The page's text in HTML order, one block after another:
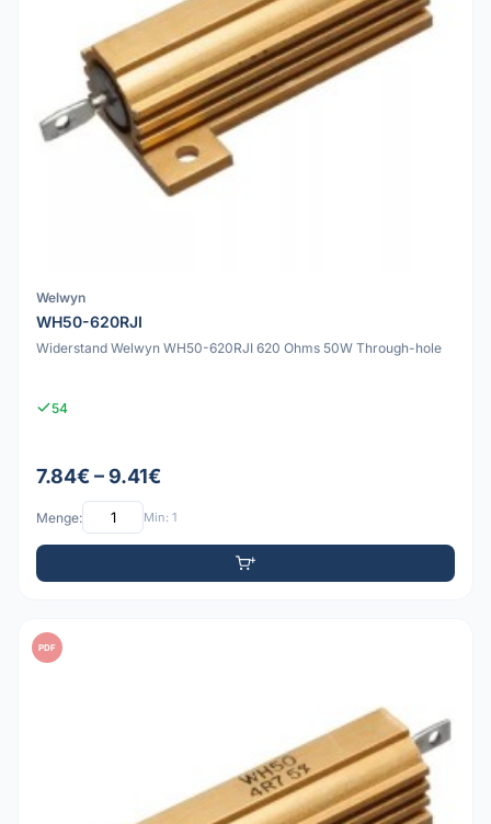
Welwyn
WH50-620RJI
Widerstand Welwyn WH50-620RJI 620 Ohms 50W Through-hole
54
7.84€ – 9.41€
Menge: Min: 1
PDF